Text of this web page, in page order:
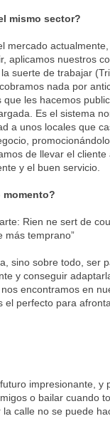
mismo sector?
mercado
aplicamos nuestros
suerte de trabajar
nada por
les hacemos
Es el sistema
a unos locales que
de llevar el
y el buen servicio.
momento?
Rien ne sert de
más temprano”
sino sobre todo, ser
y conseguir
encontramos en
perfecto para
impresionante, y
o bailar cuando
calle no se puede